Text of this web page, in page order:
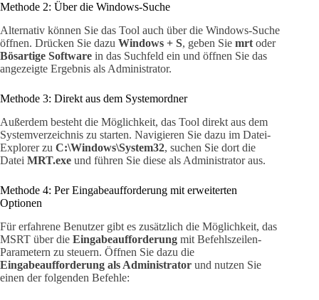
Methode 2: Über die Windows-Suche
Alternativ können Sie das Tool auch über die Windows-Suche
öffnen. Drücken Sie dazu Windows + S, geben Sie mrt oder
Bösartige Software in das Suchfeld ein und öffnen Sie das
angezeigte Ergebnis als Administrator.
Methode 3: Direkt aus dem Systemordner
Außerdem besteht die Möglichkeit, das Tool direkt aus dem
Systemverzeichnis zu starten. Navigieren Sie dazu im Datei-
Explorer zu C:\Windows\System32, suchen Sie dort die
Datei MRT.exe und führen Sie diese als Administrator aus.
Methode 4: Per Eingabeaufforderung mit erweiterten
Optionen
Für erfahrene Benutzer gibt es zusätzlich die Möglichkeit, das
MSRT über die Eingabeaufforderung mit Befehlszeilen-
Parametern zu steuern. Öffnen Sie dazu die
Eingabeaufforderung als Administrator und nutzen Sie
einen der folgenden Befehle: